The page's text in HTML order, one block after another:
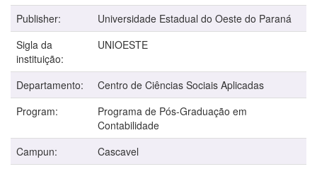
Publisher:
Universidade Estadual do Oeste do Paraná
Sigla da
instituição:
UNIOESTE
Departamento:
Centro de Ciências Sociais Aplicadas
Program:
Programa de Pós-Graduação em
Contabilidade
Campun:
Cascavel